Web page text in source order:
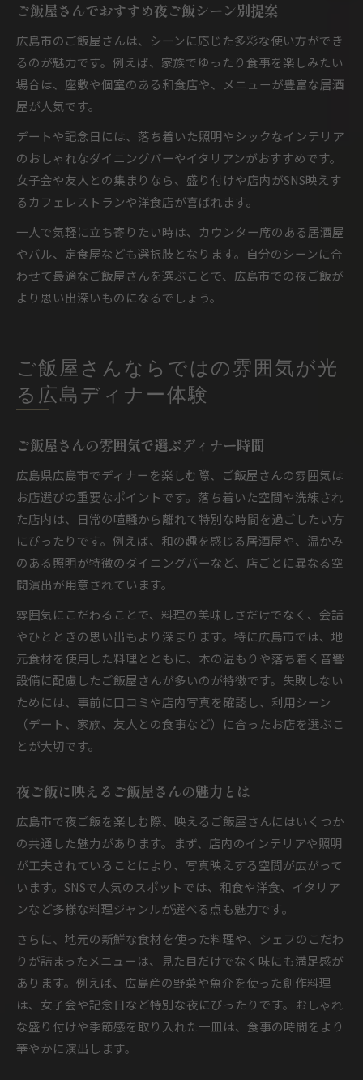
ご飯屋さんでおすすめ夜ご飯シーン別提案
広島市のご飯屋さんは、シーンに応じた多彩な使い方ができ
るのが魅力です。例えば、家族でゆったり食事を楽しみたい
場合は、座敷や個室のある和食店や、メニューが豊富な居酒
屋が人気です。
デートや記念日には、落ち着いた照明やシックなインテリア
のおしゃれなダイニングバーやイタリアンがおすすめです。
女子会や友人との集まりなら、盛り付けや店内がSNS映えす
るカフェレストランや洋食店が喜ばれます。
一人で気軽に立ち寄りたい時は、カウンター席のある居酒屋
やバル、定食屋なども選択肢となります。自分のシーンに合
わせて最適なご飯屋さんを選ぶことで、広島市での夜ご飯が
より思い出深いものになるでしょう。
ご飯屋さんならではの雰囲気が光
る広島ディナー体験
ご飯屋さんの雰囲気で選ぶディナー時間
広島県広島市でディナーを楽しむ際、ご飯屋さんの雰囲気は
お店選びの重要なポイントです。落ち着いた空間や洗練され
た店内は、日常の喧騒から離れて特別な時間を過ごしたい方
にぴったりです。例えば、和の趣を感じる居酒屋や、温かみ
のある照明が特徴のダイニングバーなど、店ごとに異なる空
間演出が用意されています。
雰囲気にこだわることで、料理の美味しさだけでなく、会話
やひとときの思い出もより深まります。特に広島市では、地
元食材を使用した料理とともに、木の温もりや落ち着く音響
設備に配慮したご飯屋さんが多いのが特徴です。失敗しない
ためには、事前に口コミや店内写真を確認し、利用シーン
（デート、家族、友人との食事など）に合ったお店を選ぶこ
とが大切です。
夜ご飯に映えるご飯屋さんの魅力とは
広島市で夜ご飯を楽しむ際、映えるご飯屋さんにはいくつか
の共通した魅力があります。まず、店内のインテリアや照明
が工夫されていることにより、写真映えする空間が広がって
います。SNSで人気のスポットでは、和食や洋食、イタリア
ンなど多様な料理ジャンルが選べる点も魅力です。
さらに、地元の新鮮な食材を使った料理や、シェフのこだわ
りが詰まったメニューは、見た目だけでなく味にも満足感が
あります。例えば、広島産の野菜や魚介を使った創作料理
は、女子会や記念日など特別な夜にぴったりです。おしゃれ
な盛り付けや季節感を取り入れた一皿は、食事の時間をより
華やかに演出します。